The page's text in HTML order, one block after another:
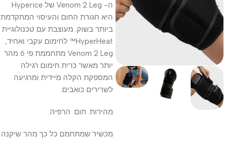
ה- Venom 2 Leg של Hyperice
היא חגורת החום והעיסוי המתקדמת
ביותר בשוק. מעוצבת עם טכנולוגיית
HyperHeat™ לחימום עקבי ואחיד,
Venom 2 Leg מתחממת פי 6 מהר
יותר מאשר כרית חימום רגילה
המספקת הקלה מיידית ומרגיעה
לשרירים כואבים.
מהירות. חום. הרפיה.
מכשיר שמתחמם כל כך מהר שיקנה